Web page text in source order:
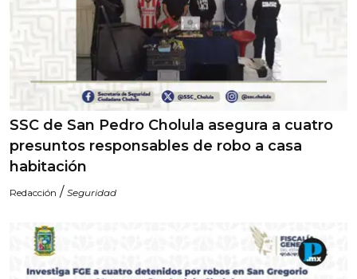
SSC de San Pedro Cholula asegura a cuatro
presuntos responsables de robo a casa
habitación
Redacción / Seguridad